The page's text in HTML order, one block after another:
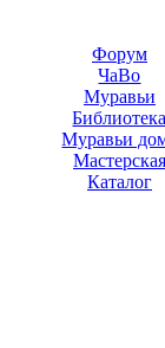
Форум
ЧаВо
Муравьи
Муравьи
Мастерская
Каталог